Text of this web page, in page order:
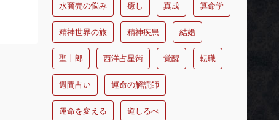
水商売の悩み 癒し 真成 算命学
精神世界の旅 精神疾患 結婚
聖十郎 西洋占星術 覚醒 転職
週間占い 運命の解読師
運命を変える 道しるべ